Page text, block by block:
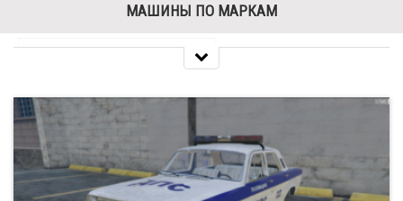
МАШИНЫ ПО МАРКАМ
Alfa Romeo26
Aston Martin 38
Audi125